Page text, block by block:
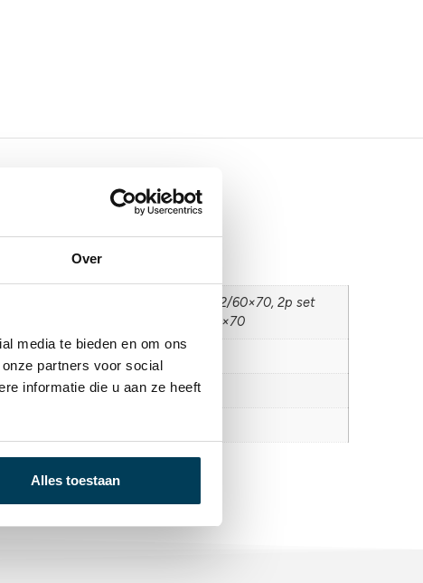
Over
media te bieden en om ons
partners voor social
informatie die u aan ze heeft
Alles toestaan
140×220+60×70, 2p set 200×220+2/60×70, 2p set
60×70, 2p set 260×220+2/60×70
katoen satijn